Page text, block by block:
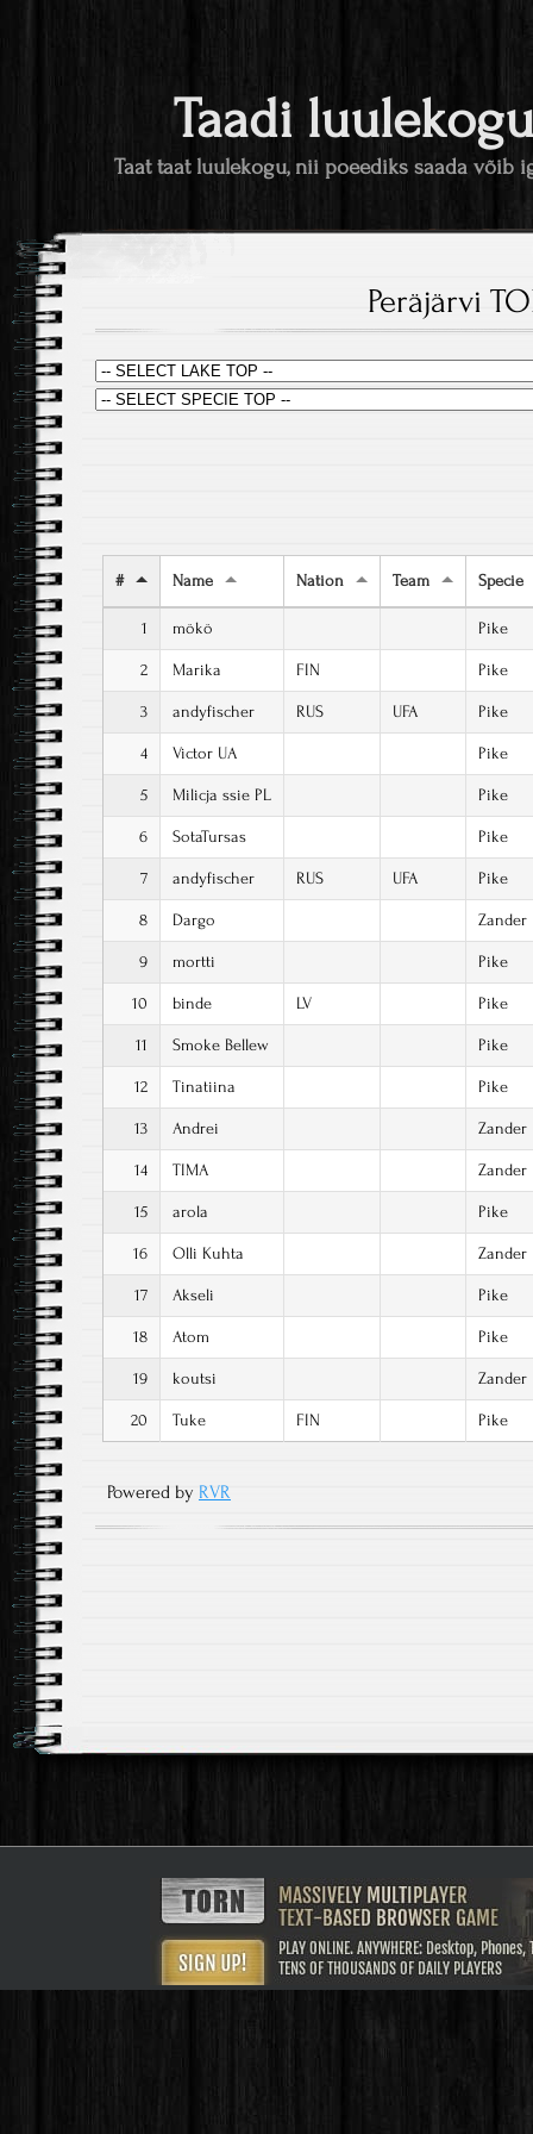
Taadi
Taat taat luulekogu, nii poeediks saada võib
Peräjärvi
# Name Nation Team Specie
1 mökö Pike
2 Marika FIN Pike
3 andyfischer RUS UFA Pike
4 Victor UA Pike
5 Milicja ssie PL Pike
6 SotaTursas Pike
7 andyfischer RUS UFA Pike
8 Dargo Zander
9 mortti Pike
10 binde LV Pike
11 Smoke Bellew Pike
12 Tinatiina Pike
13 Andrei Zander
14 TIMA Zander
15 arola Pike
16 Olli Kuhta Zander
17 Akseli Pike
18 Atom Pike
19 koutsi Zander
20 Tuke FIN Pike
Powered by RVR